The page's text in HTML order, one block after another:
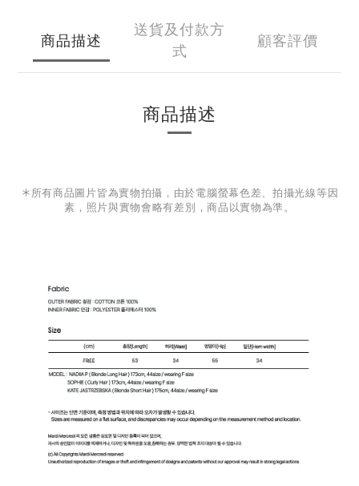
商品描述
送貨及付款方
式
顧客評價
商品描述
＊所有商品圖片皆為實物拍攝，由於電腦螢幕色差、拍攝光線等因
素，照片與實物會略有差別，商品以實物為準。